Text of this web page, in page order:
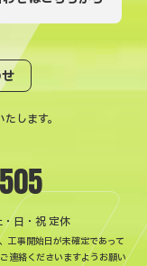
します。
日・祝 定休
工事開始日が未確定であって
連絡くださいますようお願い